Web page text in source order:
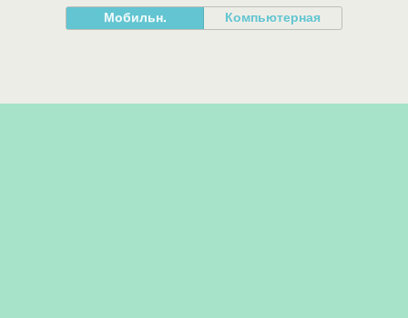
Мобильн. Компьютерная